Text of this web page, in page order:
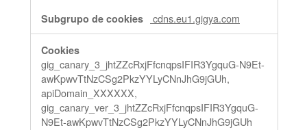
cdns.eu1.gigya.com
gig_canary_3_jhtZZcRxjFfcnqpsIFIR3YgquG-N9Et-
awKpwvTtNzCSg2PkzYYLyCNnJhG9jGUh,
apiDomain_XXXXXX,
gig_canary_ver_3_jhtZZcRxjFfcnqpsIFIR3YgquG-
N9Et-awKpwvTtNzCSg2PkzYYLyCNnJhG9jGUh